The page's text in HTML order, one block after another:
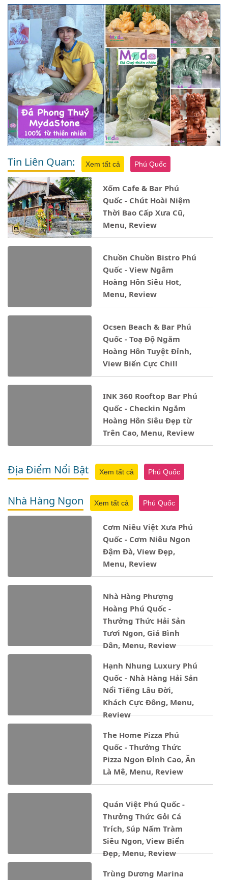
Tin Liên Quan: Xem tất cả Phú Quốc
Xốm Cafe & Bar Phú
Quốc - Chút Hoài Niệm
Thời Bao Cấp Xưa Cũ,
Menu, Review
Chuồn Chuồn Bistro Phú
Quốc - View Ngắm
Hoàng Hôn Siêu Hot,
Menu, Review
Ocsen Beach & Bar Phú
Quốc - Toạ Độ Ngắm
Hoàng Hôn Tuyệt Đỉnh,
View Biển Cực Chill
INK 360 Rooftop Bar Phú
Quốc - Checkin Ngắm
Hoàng Hôn Siêu Đẹp từ
Trên Cao, Menu, Review
Địa Điểm Nổi Bật Xem tất cả Phú Quốc
Nhà Hàng Ngon Xem tất cả Phú Quốc
Cơm Niêu Việt Xưa Phú
Quốc - Cơm Niêu Ngon
Đậm Đà, View Đẹp,
Menu, Review
Nhà Hàng Phượng
Hoàng Phú Quốc -
Thưởng Thức Hải Sản
Tươi Ngon, Giá Bình
Dân, Menu, Review
Hạnh Nhung Luxury Phú
Quốc - Nhà Hàng Hải Sản
Nổi Tiếng Lâu Đời,
Khách Cực Đông, Menu,
Review
The Home Pizza Phú
Quốc - Thưởng Thức
Pizza Ngon Đỉnh Cao, Ăn
Là Mê, Menu, Review
Quán Việt Phú Quốc -
Thưởng Thức Gỏi Cá
Trích, Súp Nấm Tràm
Siêu Ngon, View Biển
Đẹp, Menu, Review
Trùng Dương Marina